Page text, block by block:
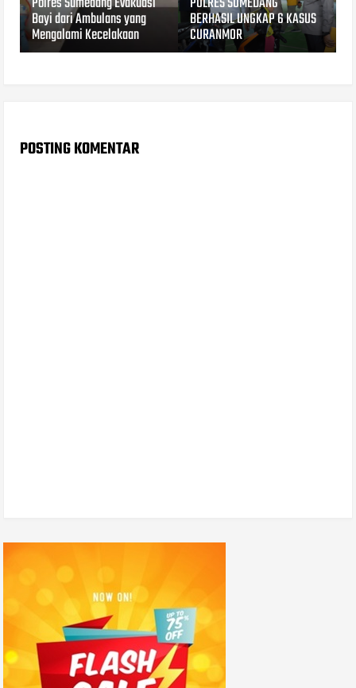
Bayi dari Ambulans yang
Mengalami Kecelakaan
BERHASIL UNGKAP 6 KASUS
CURANMOR
POSTING KOMENTAR